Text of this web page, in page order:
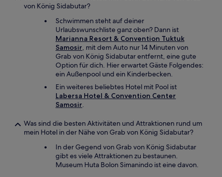
von König Sidabutar?
Schwimmen steht auf deiner
Urlaubswunschliste ganz oben? Dann ist
Marianna Resort & Convention Tuktuk
Samosir, mit dem Auto nur 14 Minuten von
Grab von König Sidabutar entfernt, eine gute
Option für dich. Hier erwartet Gäste Folgendes:
ein Außenpool und ein Kinderbecken.
Ein weiteres beliebtes Hotel mit Pool ist
Labersa Hotel & Convention Center
Samosir.
Was sind die besten Aktivitäten und Attraktionen rund um
mein Hotel in der Nähe von Grab von König Sidabutar?
In der Gegend von Grab von König Sidabutar
gibt es viele Attraktionen zu bestaunen.
Museum Huta Bolon Simanindo ist eine davon.